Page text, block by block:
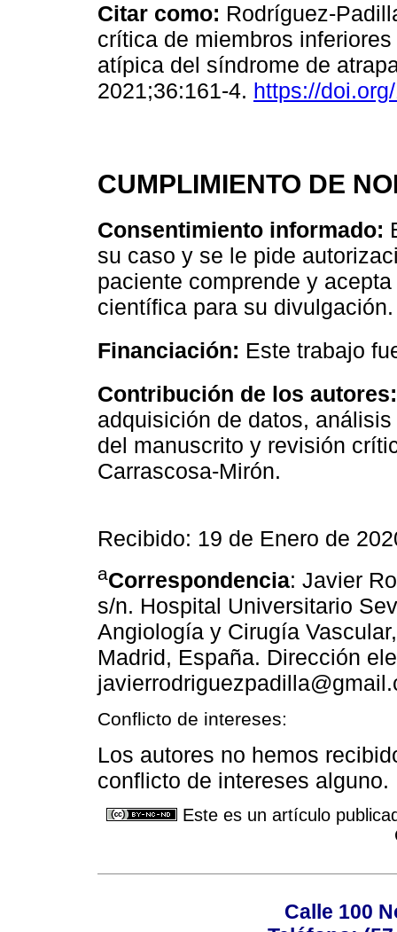
Citar como: Rodríguez-
crítica de miembros
atípica del síndrome de
2021;36:161-4. https://
CUMPLIMIENTO DE
Consentimiento informado:
su caso y se le pide
paciente comprende y
científica para su divulgación.
Financiación: Este trabajo
Contribución de los autores:
adquisición de datos,
del manuscrito y revisión
Carrascosa-Mirón.
Recibido: 19 de Enero de
aCorrespondencia: Javier
s/n. Hospital Universitario
Angiología y Cirugía
Madrid, España. Dirección
Conflicto de intereses:
Los autores no hemos
conflicto de intereses alguno.
Este es un artículo
Calle 100